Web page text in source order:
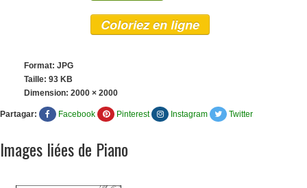
Coloriez en ligne
Format: JPG
Taille: 93 KB
Dimension: 2000 × 2000
Partagar: Facebook Pinterest Instagram Twitter
Images liées de Piano